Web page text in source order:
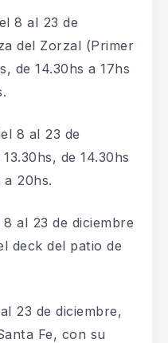
8 al 23 de
del Zorzal (Primer
de 14.30hs a 17hs
8 al 23 de
de 14.30hs
a 20hs.
al 23 de diciembre
deck del patio de
23 de diciembre,
Fe, con su